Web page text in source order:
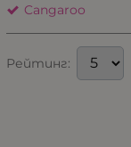
Cangaroo
Рейтинг: